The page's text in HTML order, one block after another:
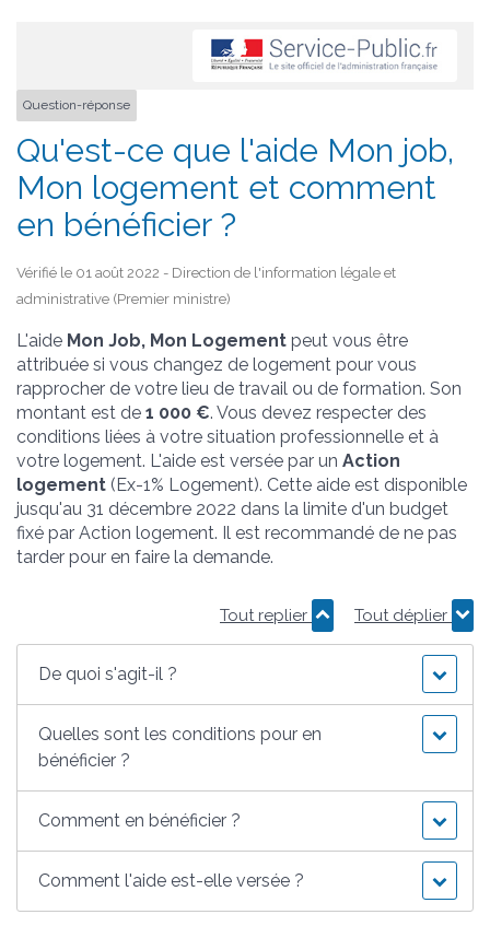
Question-réponse
Qu'est-ce que l'aide Mon job,
Mon logement et comment
en bénéficier ?
Vérifié le 01 août 2022 - Direction de l'information légale et
administrative (Premier ministre)
L'aide Mon Job, Mon Logement peut vous être
attribuée si vous changez de logement pour vous
rapprocher de votre lieu de travail ou de formation. Son
montant est de 1 000 €. Vous devez respecter des
conditions liées à votre situation professionnelle et à
votre logement. L'aide est versée par un Action
logement (Ex-1% Logement). Cette aide est disponible
jusqu'au 31 décembre 2022 dans la limite d'un budget
fixé par Action logement. Il est recommandé de ne pas
tarder pour en faire la demande.
Tout replier Tout déplier
De quoi s'agit-il ?
Quelles sont les conditions pour en
bénéficier ?
Comment en bénéficier ?
Comment l'aide est-elle versée ?